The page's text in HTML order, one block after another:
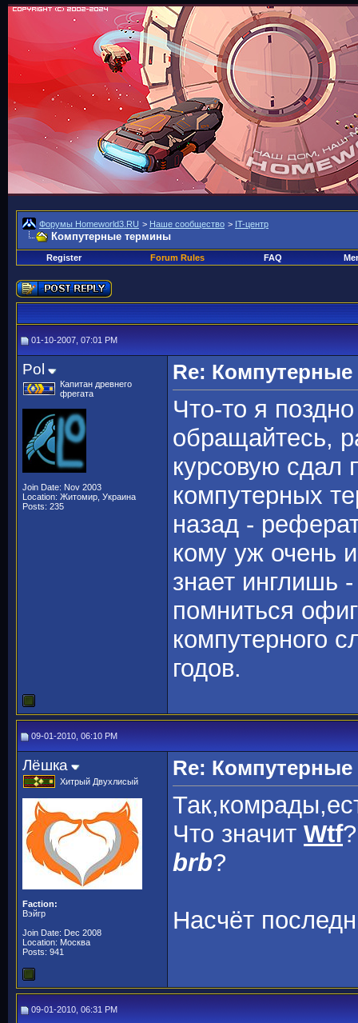
Форумы Homeworld3.RU > Наше сообщество > IT-центр
Компутерные термины
Register Forum Rules FAQ
01-10-2007, 07:01 PM
Pol
Капитан древнего
фрегата
Join Date: Nov 2003
Location: Житомир, Украина
Posts: 235
Re:
Что-то я
обращайтесь,
курсовую сдал
компутерных
назад -
кому уж очень
знает инглишь
помниться
компутерного
годов.
09-01-2010, 06:10 PM
Лёшка
Хитрый Двухлисый
Faction:
Вэйгр
Join Date: Dec 2008
Location: Москва
Posts: 941
Re:
Что значит Wtf
brb?
Насчёт
09-01-2010, 06:31 PM